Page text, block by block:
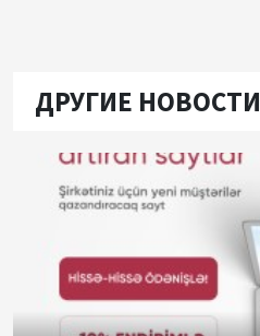
ДРУГИЕ НОВОСТИ